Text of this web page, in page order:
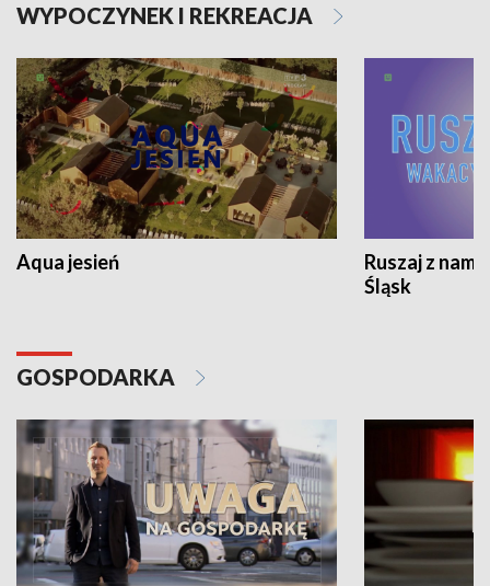
WYPOCZYNEK I REKREACJA
Aqua jesień
Ruszaj z
Śląsk
GOSPODARKA